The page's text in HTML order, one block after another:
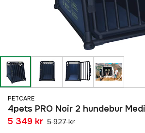
PETCARE
4pets PRO Noir 2 hundebur
5 349 kr 5 927 kr